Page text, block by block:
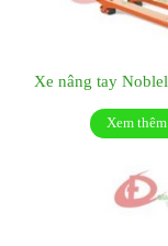
Xem thêm